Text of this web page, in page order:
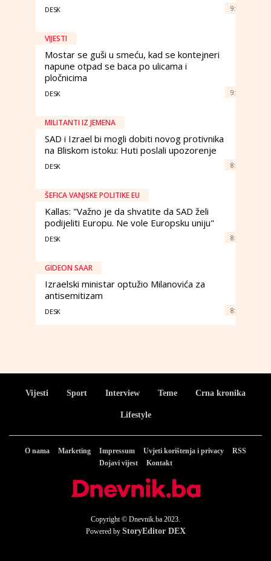
DESK 9:
VIJESTI
Mostar se guši u smeću, kad se kontejneri
napune otpad se baca po ulicama i
pločnicima
DESK 9:
MILITANTI IZ JEMENA
SAD i Izrael bi mogli dobiti novog protivnika
na Bliskom istoku: Huti poslali upozorenje
DESK 8:
ŠEFICA VANJSKE POLITIKE EU
Kallas: "Važno je da shvatite da SAD želi
podijeliti Europu. Ne vole Europsku uniju"
DESK 8:
GIDEON SAAR
Izraelski ministar optužio Milanovića za
antisemitizam
DESK 8:
Vijesti Sport Interview Teme Crna kronika
Lifestyle
O nama Marketing Impressum Uvjeti korištenja i privacy
RSS
Dojavi vijest
Kontakt
Copyright © Dnevnik.ba 2023.
Powered by StoryEditor DEX